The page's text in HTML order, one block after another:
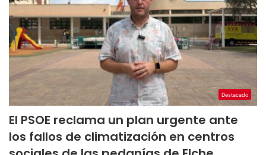
Destacado
El PSOE reclama un plan urgente ante
los fallos de climatización en centros